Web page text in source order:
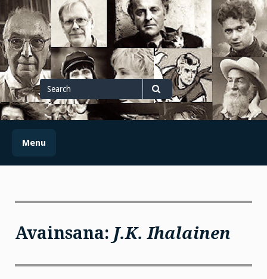
Skip
to
content
Search
for
Search
Menu
Avainsana: J.K. Ihalainen